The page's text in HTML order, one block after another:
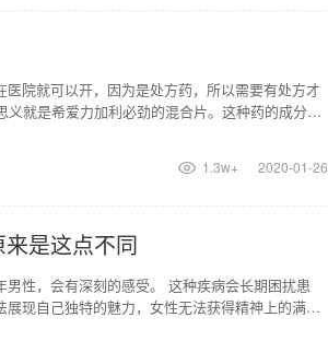
院就可以开，因为是处方药，所以需要有处方才
就是希爱力加利必劲的混合片。这种药的成分知
1.3w+ 2020-01-26
是这点不同
性，会有深刻的感受。 这种疾病会长期困扰患
现自己独特的魅力，女性无法获得精神上的满